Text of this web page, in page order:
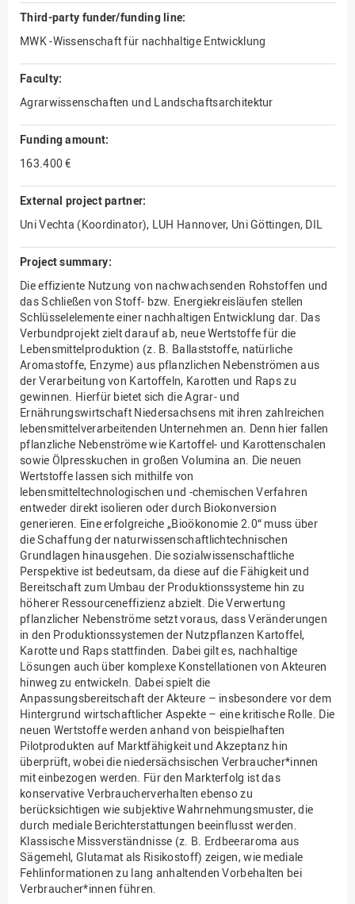
Third-party funder/funding line:
MWK -Wissenschaft für nachhaltige Entwicklung
Faculty:
Agrarwissenschaften und Landschaftsarchitektur
Funding amount:
163.400 €
External project partner:
Uni Vechta (Koordinator), LUH Hannover, Uni Göttingen, DIL
Project summary:
Die effiziente Nutzung von nachwachsenden Rohstoffen und
das Schließen von Stoff- bzw. Energiekreisläufen stellen
Schlüsselelemente einer nachhaltigen Entwicklung dar. Das
Verbundprojekt zielt darauf ab, neue Wertstoffe für die
Lebensmittelproduktion (z. B. Ballaststoffe, natürliche
Aromastoffe, Enzyme) aus pflanzlichen Nebenströmen aus
der Verarbeitung von Kartoffeln, Karotten und Raps zu
gewinnen. Hierfür bietet sich die Agrar- und
Ernährungswirtschaft Niedersachsens mit ihren zahlreichen
lebensmittelverarbeitenden Unternehmen an. Denn hier fallen
pflanzliche Nebenströme wie Kartoffel- und Karottenschalen
sowie Ölpresskuchen in großen Volumina an. Die neuen
Wertstoffe lassen sich mithilfe von
lebensmitteltechnologischen und -chemischen Verfahren
entweder direkt isolieren oder durch Biokonversion
generieren. Eine erfolgreiche „Bioökonomie 2.0“ muss über
die Schaffung der naturwissenschaftlichtechnischen
Grundlagen hinausgehen. Die sozialwissenschaftliche
Perspektive ist bedeutsam, da diese auf die Fähigkeit und
Bereitschaft zum Umbau der Produktionssysteme hin zu
höherer Ressourceneffizienz abzielt. Die Verwertung
pflanzlicher Nebenströme setzt voraus, dass Veränderungen
in den Produktionssystemen der Nutzpflanzen Kartoffel,
Karotte und Raps stattfinden. Dabei gilt es, nachhaltige
Lösungen auch über komplexe Konstellationen von Akteuren
hinweg zu entwickeln. Dabei spielt die
Anpassungsbereitschaft der Akteure – insbesondere vor dem
Hintergrund wirtschaftlicher Aspekte – eine kritische Rolle. Die
neuen Wertstoffe werden anhand von beispielhaften
Pilotprodukten auf Marktfähigkeit und Akzeptanz hin
überprüft, wobei die niedersächsischen Verbraucher*innen
mit einbezogen werden. Für den Markterfolg ist das
konservative Verbraucherverhalten ebenso zu
berücksichtigen wie subjektive Wahrnehmungsmuster, die
durch mediale Berichterstattungen beeinflusst werden.
Klassische Missverständnisse (z. B. Erdbeeraroma aus
Sägemehl, Glutamat als Risikostoff) zeigen, wie mediale
Fehlinformationen zu lang anhaltenden Vorbehalten bei
Verbraucher*innen führen.